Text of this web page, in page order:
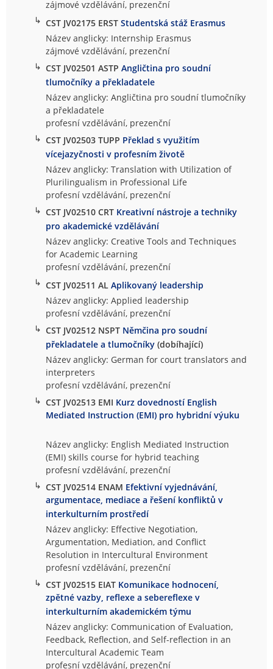
zájmové vzdělávání, prezenční
↳ CST JV02175 ERSTStudentská stáž Erasmus
Název anglicky: Internship Erasmus
zájmové vzdělávání, prezenční
↳ CST JV02501 ASTPAngličtina pro soudní
tlumočníky a překladatele
Název anglicky: Angličtina pro soudní tlumočníky
a překladatele
profesní vzdělávání, prezenční
↳ CST JV02503 TUPP Překlad s využitím
vícejazyčnosti v profesním životě
Název anglicky: Translation with Utilization of
Plurilingualism in Professional Life
profesní vzdělávání, prezenční
↳ CST JV02510 CRT Kreativní nástroje a techniky
pro akademické vzdělávání
Název anglicky: Creative Tools and Techniques
for Academic Learning
profesní vzdělávání, prezenční
↳ CST JV02511 ALAplikovaný leadership
Název anglicky: Applied leadership
profesní vzdělávání, prezenční
↳ CST JV02512 NSPT Němčina pro soudní
překladatele a tlumočníky (dobíhající)
Název anglicky: German for court translators and
interpreters
profesní vzdělávání, prezenční
↳ CST JV02513 EMI Kurz dovedností English
Mediated Instruction (EMI) pro hybridní výuku
Název anglicky: English Mediated Instruction
(EMI) skills course for hybrid teaching
profesní vzdělávání, prezenční
↳ CST JV02514 ENAM Efektivní vyjednávání,
argumentace, mediace a řešení konfliktů v
interkulturním prostředí
Název anglicky: Effective Negotiation,
Argumentation, Mediation, and Conflict
Resolution in Intercultural Environment
profesní vzdělávání, prezenční
↳ CST JV02515 EIAT Komunikace hodnocení,
zpětné vazby, reflexe a sebereflexe v
interkulturním akademickém týmu
Název anglicky: Communication of Evaluation,
Feedback, Reflection, and Self-reflection in an
Intercultural Academic Team
profesní vzdělávání, prezenční